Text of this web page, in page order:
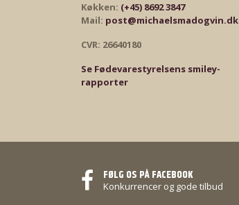
Køkken: (+45) 8692 3847
Mail: post@michaelsmadogvin.dk
CVR: 26640180
Se Fødevarestyrelsens smiley-
rapporter
FØLG OS PÅ FACEBOOK
Konkurrencer og gode tilbud